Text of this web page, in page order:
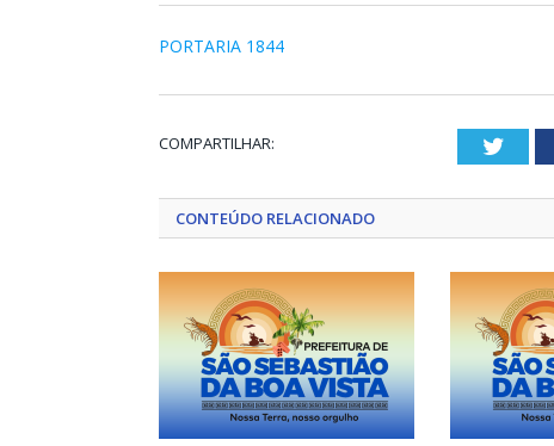
PORTARIA 1844
COMPARTILHAR:
CONTEÚDO RELACIONADO